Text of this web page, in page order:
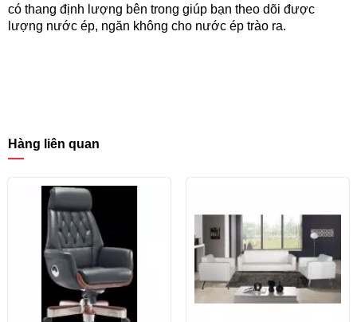
có thang định lượng bên trong giúp bạn theo dõi được
lượng nước ép, ngăn không cho nước ép trào ra.
Hàng liên quan